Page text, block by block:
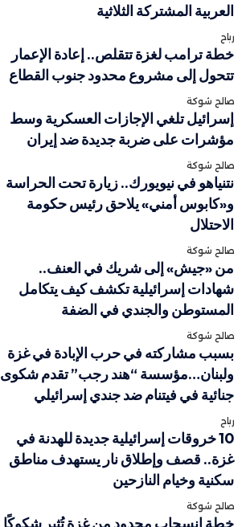
العربية المشتركة الثلاثية
رباح
خطة ترامب لغزة تتقلص.. إعادة الإعمار
تتحول إلى مشروع محدود جنوب القطاع
صالح شوكة
إسرائيل تلغي الإجازات العسكرية وسط
مؤشرات على ضربة جديدة ضد إيران
صالح شوكة
نتنياهو في نيويورك.. زيارة تحت الحراسة
و«كابوس أمني» يلاحق رئيس حكومة
الاحتلال
صالح شوكة
من «جيش» إلى شريك في العنف..
شهادات إسرائيلية تكشف كيف يتكامل
المستوطن والجندي في الضفة
صالح شوكة
بسبب مشاركته في حرب الإبادة في غزة
ولبنان…مؤسسة “هند رجب” تقدم شكوى
جنائية في فيتنام ضد جندي إسرائيلي
رباح
10 خروقات إسرائيلية جديدة للهدنة في
غزة.. قصف وإطلاق نار يستهدف مناطق
سكنية وخيام النازحين
صالح شوكة